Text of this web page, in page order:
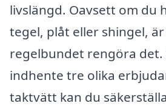
livslängd. Oavsett om du
tegel, plåt eller shingel,
regelbundet rengöra det.
indhente tre olika
taktvätt kan du